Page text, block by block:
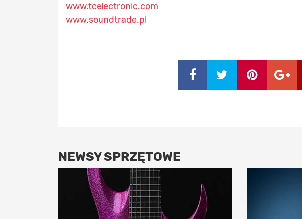
www.tcelectronic.com
www.soundtrade.pl
NEWSY SPRZĘTOWE